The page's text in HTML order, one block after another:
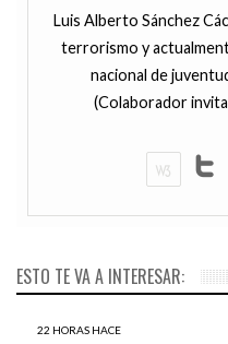
Luis Alberto Sánchez
terrorismo y
nacional de
(Colaborador
ESTO TE VA A INTERESAR:
22 HORAS HACE